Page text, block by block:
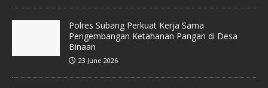
Polres Subang Perkuat Kerja Sama
Pengembangan Ketahanan Pangan di Desa
Binaan
23 June 2026